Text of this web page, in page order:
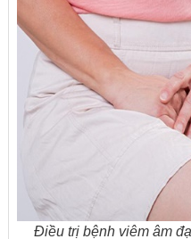
Điều trị bệnh viêm âm